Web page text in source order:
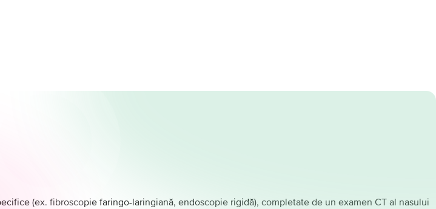
(ex. fibroscopie faringo-laringiană, endoscopie rigidă), completate de un examen CT al nasului